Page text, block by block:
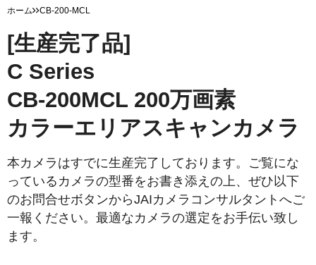
ホーム CB-200-MCL
[生産完了品]
C Series
CB-200MCL 200万画素
カラーエリアスキャンカメラ
本カメラはすでに生産完了しております。ご覧にな
っているカメラの型番をお書き添えの上、ぜひ以下
のお問合せボタンからJAIカメラコンサルタントへご
一報ください。最適なカメラの選定をお手伝い致し
ます。